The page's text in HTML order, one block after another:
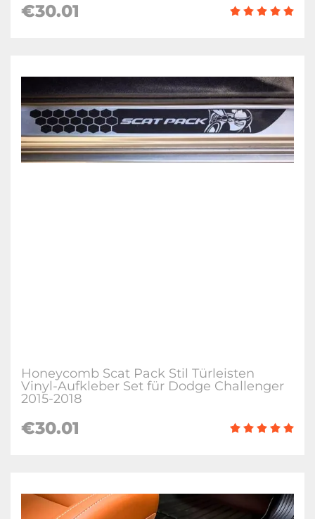
€30.01
Honeycomb Scat Pack Stil Türleisten
Vinyl-Aufkleber Set für Dodge Challenger
2015-2018
€30.01